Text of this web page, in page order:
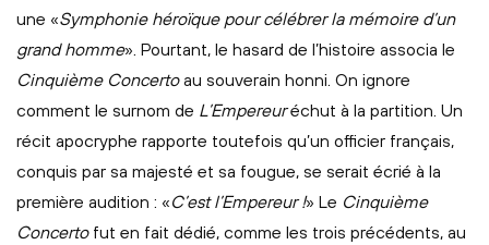
une «Symphonie héroïque pour célébrer la mémoire d’un
grand homme». Pourtant, le hasard de l’histoire associa le
Cinquième Concertoau souverain honni. On ignore
comment le surnom de L’Empereuréchut à la partition. Un
récit apocryphe rapporte toutefois qu’un officier français,
conquis par sa majesté et sa fougue, se serait écrié à la
première audition : «C’est l’Empereur !» Le Cinquième
Concertofut en fait dédié, comme les trois précédents, au